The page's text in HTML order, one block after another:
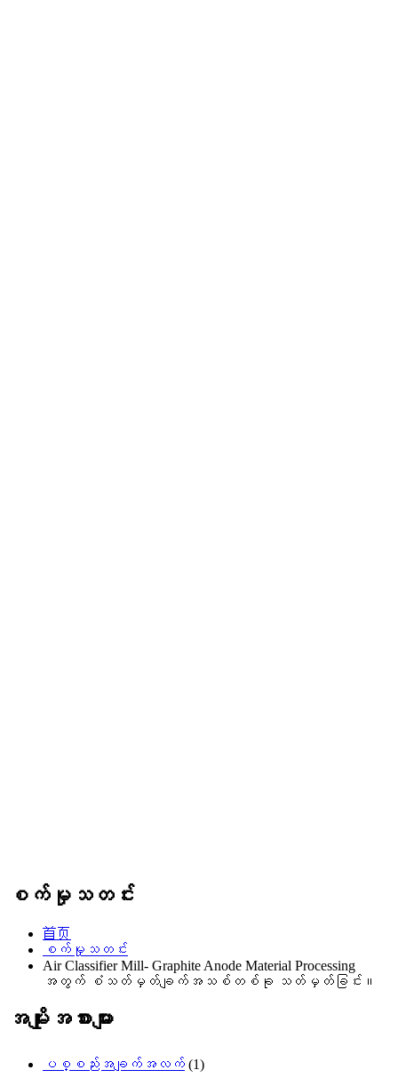
စက်မှုသတင်း
首页
စက်မှုသတင်း
Air Classifier Mill- Graphite Anode Material Processing
အတွက် စံသတ်မှတ်ချက်အသစ်တစ်ခု သတ်မှတ်ခြင်း။
အမျိုးအစားများ
ပစ္စည်းအချက်အလက် (1)